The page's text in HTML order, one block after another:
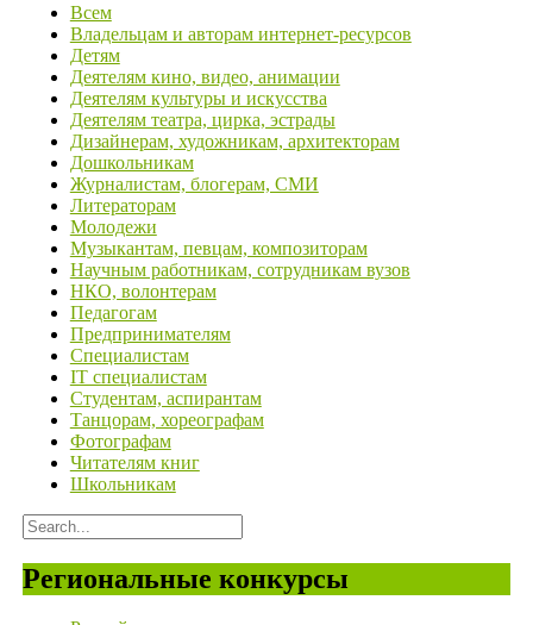
Всем
Владельцам и авторам интернет-ресурсов
Детям
Деятелям кино, видео, анимации
Деятелям культуры и искусства
Деятелям театра, цирка, эстрады
Дизайнерам, художникам, архитекторам
Дошкольникам
Журналистам, блогерам, СМИ
Литераторам
Молодежи
Музыкантам, певцам, композиторам
Научным работникам, сотрудникам вузов
НКО, волонтерам
Педагогам
Предпринимателям
Специалистам
IT специалистам
Студентам, аспирантам
Танцорам, хореографам
Фотографам
Читателям книг
Школьникам
Региональные конкурсы